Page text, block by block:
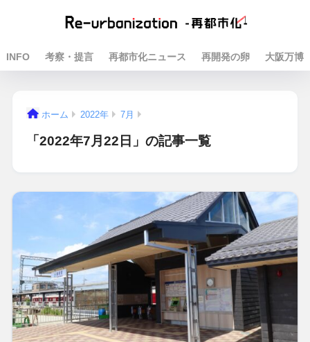
INFO 考察・提言 再都市化ニュース 再開発の卵 大阪万博
ホーム 2022年 7月
「2022年7月22日」の記事一覧